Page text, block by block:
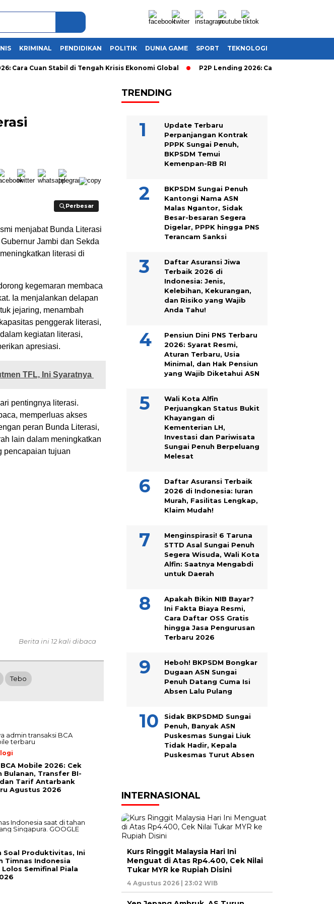
KRIMINAL PENDIDIKAN POLITIK DUNIA GAME SPORT TEKNOLOGI
Cuan Stabil di Tengah Krisis Ekonomi Global P2P Lending 2026: Cara Cerdas
Perbesar
Perbesar
menjabat Bunda Literasi
Jambi dan Sekda
literasi di
kegemaran membaca
Ia menjalankan delapan
jejaring, menambah
penggerak literasi,
kegiatan literasi,
apresiasi.
TFL, Ini Syaratnya
pentingnya literasi.
memperluas akses
peran Bunda Literasi,
lain dalam meningkatkan
pencapaian tujuan
Berita ini 12 kali dibaca
Tebo
Mobile 2026: Cek
Bulanan, Transfer BI-
dan Tarif Antarbank
Agustus 2026
Soal Produktivitas, Ini
Timnas Indonesia
Lolos Semifinal Piala
TRENDING
Update Terbaru
Perpanjangan Kontrak
PPPK Sungai Penuh,
BKPSDM Temui
Kemenpan-RB RI
BKPSDM Sungai Penuh
Kantongi Nama ASN
Malas Ngantor, Sidak
Besar-besaran Segera
Digelar, PPPK hingga PNS
Terancam Sanksi
Daftar Asuransi Jiwa
Terbaik 2026 di
Indonesia: Jenis,
Kelebihan, Kekurangan,
dan Risiko yang Wajib
Anda Tahu!
Pensiun Dini PNS Terbaru
2026: Syarat Resmi,
Aturan Terbaru, Usia
Minimal, dan Hak Pensiun
yang Wajib Diketahui ASN
Wali Kota Alfin
Perjuangkan Status Bukit
Khayangan di
Kementerian LH,
Investasi dan Pariwisata
Sungai Penuh Berpeluang
Melesat
Daftar Asuransi Terbaik
2026 di Indonesia: Iuran
Murah, Fasilitas Lengkap,
Klaim Mudah!
Menginspirasi! 6 Taruna
STTD Asal Sungai Penuh
Segera Wisuda, Wali Kota
Alfin: Saatnya Mengabdi
untuk Daerah
Apakah Bikin NIB Bayar?
Ini Fakta Biaya Resmi,
Cara Daftar OSS Gratis
hingga Jasa Pengurusan
Terbaru 2026
Heboh! BKPSDM Bongkar
Dugaan ASN Sungai
Penuh Datang Cuma Isi
Absen Lalu Pulang
Sidak BKPSDMD Sungai
Penuh, Banyak ASN
Puskesmas Sungai Liuk
Tidak Hadir, Kepala
Puskesmas Turut Absen
INTERNASIONAL
Kurs Ringgit Malaysia Hari Ini
Menguat di Atas Rp4.400, Cek Nilai
Tukar MYR ke Rupiah Disini
4 Agustus 2026 | 23:02 WIB